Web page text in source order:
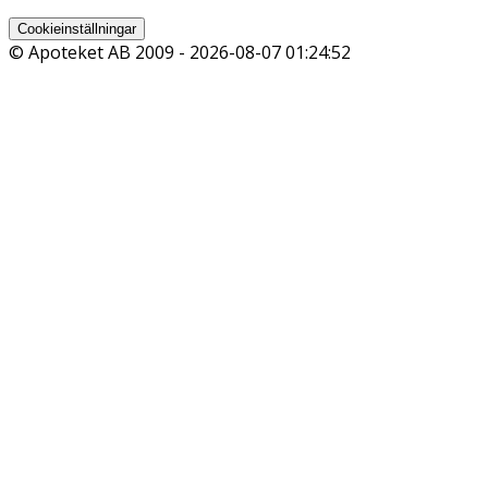
Cookieinställningar
© Apoteket AB 2009 - 2026-08-07 01:24:52